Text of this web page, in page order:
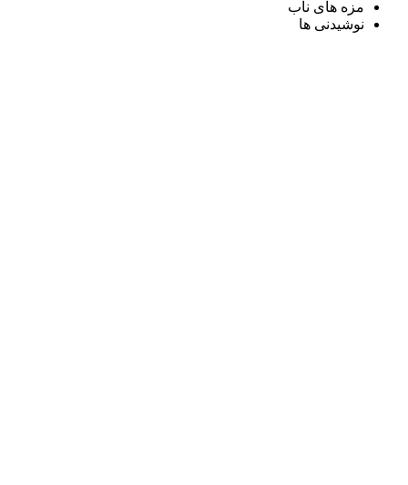
مزه های ناب
نوشیدنی ها